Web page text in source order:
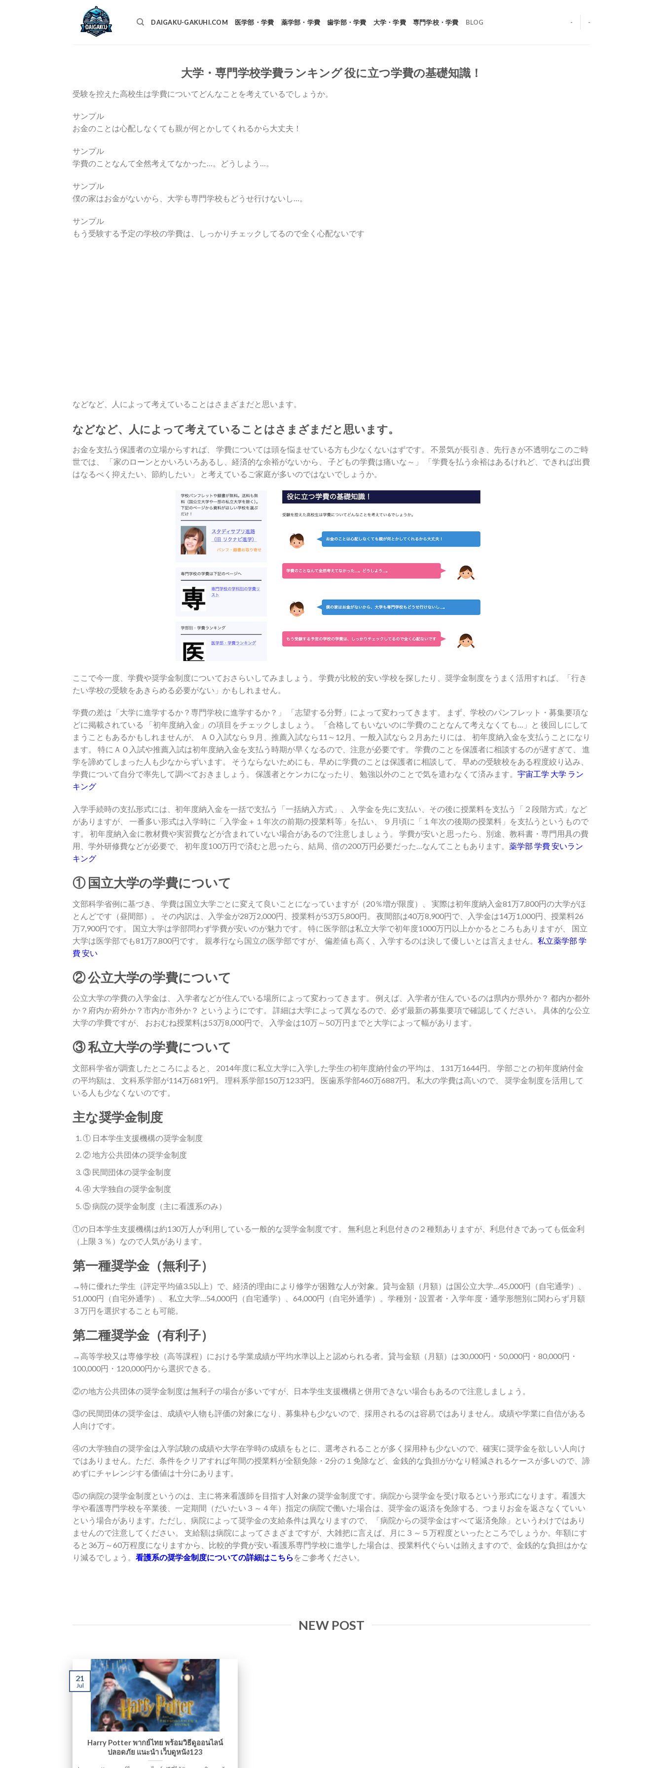
DAIGAKU-GAKUHI.COM 医学部・学費 薬学部・学費 歯学部・学費 大学・学費 専門学校・学費 BLOG - -
大学・専門学校学費ランキング 役に立つ学費の基礎知識！
受験を控えた高校生は学費についてどんなことを考えているでしょうか。
サンプル
お金のことは心配しなくても親が何とかしてくれるから大丈夫！
サンプル
学費のことなんて全然考えてなかった…。どうしよう…。
サンプル
僕の家はお金がないから、大学も専門学校もどうせ行けないし…。
サンプル
もう受験する予定の学校の学費は、しっかりチェックしてるので全く心配ないです
などなど、人によって考えていることはさまざまだと思います。
などなど、人によって考えていることはさまざまだと思います。
お金を支払う保護者の立場からすれば、 学費については頭を悩ませている方も少なくないはずです。 不景気が長引き、先行きが不透明なこのご時
世では、 「家のローンとかいろいろあるし、経済的な余裕がないから、 子どもの学費は痛いな～」 「学費を払う余裕はあるけれど、できれば出費
はなるべく抑えたい、節約したい」 と考えているご家庭が多いのではないでしょうか。
ここで今一度、学費や奨学金制度についておさらいしてみましょう。 学費が比較的安い学校を探したり、奨学金制度をうまく活用すれば、「行き
たい学校の受験をあきらめる必要がない」かもしれません。
学費の差は「大学に進学するか？専門学校に進学するか？」 「志望する分野」によって変わってきます。 まず、学校のパンフレット・募集要項な
どに掲載されている 「初年度納入金」の項目をチェックしましょう。 「合格してもいないのに学費のことなんて考えなくても…」と 後回しにして
まうこともあるかもしれませんが、 ＡＯ入試なら９月、推薦入試なら11～12月、一般入試なら２月あたりには、 初年度納入金を支払うことになり
ます。 特にＡＯ入試や推薦入試は初年度納入金を支払う時期が早くなるので、注意が必要です。 学費のことを保護者に相談するのが遅すぎて、 進
学を諦めてしまった人も少なからずいます。 そうならないためにも、早めに学費のことは保護者に相談して、 早めの受験校をある程度絞り込み、
学費について自分で率先して調べておきましょう。 保護者とケンカになったり、 勉強以外のことで気を遣わなくて済みます。 宇宙工学 大学 ラン
キング
入学手続時の支払形式には、初年度納入金を一括で支払う「一括納入方式」、 入学金を先に支払い、その後に授業料を支払う「２段階方式」など
がありますが、 一番多い形式は入学時に「入学金＋１年次の前期の授業料等」を払い、 ９月頃に「１年次の後期の授業料」を支払うというもので
す。 初年度納入金に教材費や実習費などが含まれていない場合があるので注意しましょう。 学費が安いと思ったら、別途、教科書・専門用具の費
用、学外研修費などが必要で、 初年度100万円で済むと思ったら、結局、倍の200万円必要だった…なんてこともあります。 薬学部 学費 安いラン
キング
① 国立大学の学費について
文部科学省例に基づき、 学費は国立大学ごとに変えて良いことになっていますが（20％増が限度）、 実際は初年度納入金81万7,800円の大学がほ
とんどです（昼間部）。 その内訳は、入学金が28万2,000円、授業料が53万5,800円。 夜間部は40万8,900円で、入学金は14万1,000円、授業料26
万7,900円です。 国立大学は学部問わず学費が安いのが魅力です。 特に医学部は私立大学で初年度1000万円以上かかるところもありますが、 国立
大学は医学部でも81万7,800円です。 親孝行なら国立の医学部ですが、 偏差値も高く、入学するのは決して優しいとは言えません。 私立薬学部 学
費 安い
② 公立大学の学費について
公立大学の学費の入学金は、 入学者などが住んでいる場所によって変わってきます。 例えば、入学者が住んでいるのは県内か県外か？ 都内か都外
か？府内か府外か？市内か市外か？ というようにです。 詳細は大学によって異なるので、必ず最新の募集要項で確認してください。 具体的な公立
大学の学費ですが、 おおむね授業料は53万8,000円で、 入学金は10万～50万円までと大学によって幅があります。
③ 私立大学の学費について
文部科学省が調査したところによると、 2014年度に私立大学に入学した学生の初年度納付金の平均は、 131万1644円。 学部ごとの初年度納付金
の平均額は、 文科系学部が114万6819円。 理科系学部150万1233円。 医歯系学部460万6887円。 私大の学費は高いので、 奨学金制度を活用して
いる人も少なくないのです。
主な奨学金制度
① 日本学生支援機構の奨学金制度
② 地方公共団体の奨学金制度
③ 民間団体の奨学金制度
④ 大学独自の奨学金制度
⑤ 病院の奨学金制度（主に看護系のみ）
①の日本学生支援機構は約130万人が利用している一般的な奨学金制度です。 無利息と利息付きの２種類ありますが、利息付きであっても低金利
（上限３％）なので人気があります。
第一種奨学金（無利子）
→特に優れた学生（評定平均値3.5以上）で、経済的理由により修学が困難な人が対象。貸与金額（月額）は国公立大学…45,000円（自宅通学）、
51,000円（自宅外通学）、 私立大学…54,000円（自宅通学）、64,000円（自宅外通学）。学種別・設置者・入学年度・通学形態別に関わらず月額
３万円を選択することも可能。
第二種奨学金（有利子）
→高等学校又は専修学校（高等課程）における学業成績が平均水準以上と認められる者。貸与金額（月額）は30,000円・50,000円・80,000円・
100,000円・120,000円から選択できる。
②の地方公共団体の奨学金制度は無利子の場合が多いですが、日本学生支援機構と併用できない場合もあるので注意しましょう。
③の民間団体の奨学金は、成績や人物も評価の対象になり、募集枠も少ないので、採用されるのは容易ではありません。成績や学業に自信がある
人向けです。
④の大学独自の奨学金は入学試験の成績や大学在学時の成績をもとに、選考されることが多く採用枠も少ないので、確実に奨学金を欲しい人向け
ではありません。ただ、条件をクリアすれば年間の授業料が全額免除・2分の１免除など、金銭的な負担がかなり軽減されるケースが多いので、諦
めずにチャレンジする価値は十分にあります。
⑤の病院の奨学金制度というのは、主に将来看護師を目指す人対象の奨学金制度です。病院から奨学金を受け取るという形式になります。看護大
学や看護専門学校を卒業後、一定期間（だいたい３～４年）指定の病院で働いた場合は、奨学金の返済を免除する、つまりお金を返さなくていい
という場合があります。ただし、病院によって奨学金の支給条件は異なりますので、「病院からの奨学金はすべて返済免除」というわけではあり
ませんので注意してください。 支給額は病院によってさまざまですが、大雑把に言えば、月に３～５万程度といったところでしょうか。年額にす
ると36万～60万程度になりますから、比較的学費が安い看護系専門学校に進学した場合は、授業料代ぐらいは賄えますので、金銭的な負担はかな
り減るでしょう。 看護系の奨学金制度についての詳細はこちら をご参考ください。
NEW POST
Harry Potter พากย์ไทย พร้อมวิธีดูออนไลน์
ปลอดภัย แนะนำ เว็บดูหนัง123
21
Jul